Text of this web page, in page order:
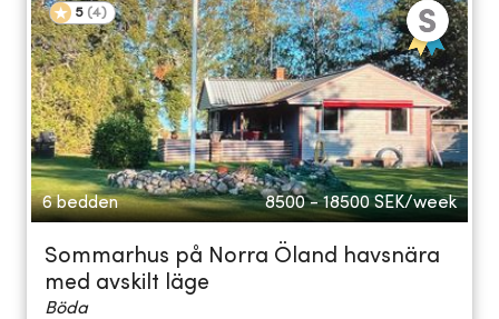
5 (4)
6 bedden 8500 - 18500 SEK/week
Sommarhus på Norra Öland havsnära
med avskilt läge
Böda